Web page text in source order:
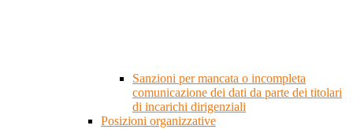
Sanzioni per mancata o incompleta
comunicazione dei dati da parte dei titolari
di incarichi dirigenziali
Posizioni organizzative